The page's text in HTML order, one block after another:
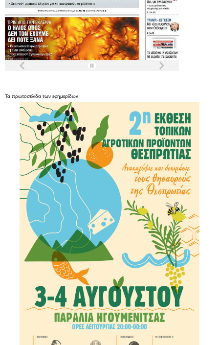
Τα πρωτοσέλιδα των εφημερίδων